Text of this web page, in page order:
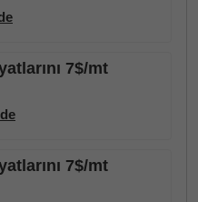
7$/mt
7$/mt